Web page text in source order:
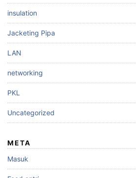
insulation
Jacketing Pipa
LAN
networking
PKL
Uncategorized
META
Masuk